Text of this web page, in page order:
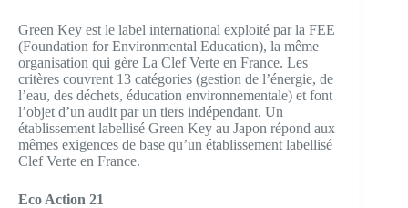
Green Key est le label international exploité par la FEE
(Foundation for Environmental Education), la même
organisation qui gère La Clef Verte en France. Les
critères couvrent 13 catégories (gestion de l’énergie, de
l’eau, des déchets, éducation environnementale) et font
l’objet d’un audit par un tiers indépendant. Un
établissement labellisé Green Key au Japon répond aux
mêmes exigences de base qu’un établissement labellisé
Clef Verte en France.
Eco Action 21